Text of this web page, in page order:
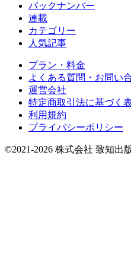
バックナンバー
連載
カテゴリー
人気記事
プラン・料金
よくある質問・お問い
運営会社
特定商取引法に基づく
利用規約
プライバシーポリシー
©2021-2026 株式会社 致知出